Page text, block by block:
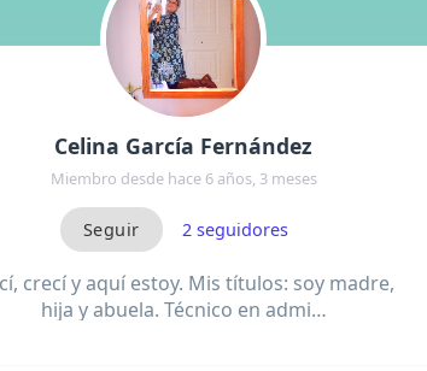
Celina García Fernández
Miembro desde hace 6 años, 3 meses
2seguidores
crecí y aquí estoy. Mis títulos: soy madre,
hija y abuela. Técnico en admi…